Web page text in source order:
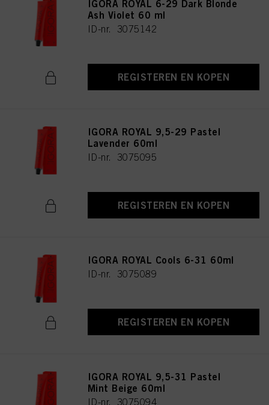
IGORA ROYAL 6-29 Dark Blonde
Ash Violet 60 ml
ID-nr. 3075142
REGISTEREN EN KOPEN
IGORA ROYAL 9,5-29 Pastel
Lavender 60ml
ID-nr. 3075095
REGISTEREN EN KOPEN
IGORA ROYAL Cools 6-31 60ml
ID-nr. 3075089
REGISTEREN EN KOPEN
IGORA ROYAL 9,5-31 Pastel
Mint Beige 60ml
ID-nr. 3075094